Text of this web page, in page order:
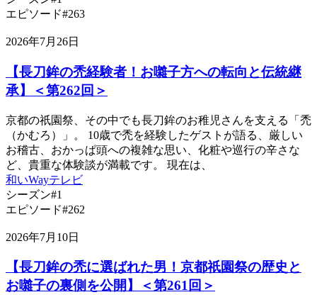
エピソード#263
2026年7月26日
【長刀鉾の禿経験者！お囃子方への転向と伝統継
承】＜第262回＞
京都の祇園祭、その中でも長刀鉾のお稚児さんを支える「禿
（かむろ）」。 10歳で禿を経験したゲストが語る、厳しい
お稽古、おかっぱ頭への複雑な思い、化粧や巡行の辛さな
ど、貴重な体験談が満載です。 現在は、
和いWayテレビ
シーズン#1
エピソード#262
2026年7月10日
【長刀鉾の禿に選ばれた男！京都祇園祭の歴史と
お囃子の裏側を公開】＜第261回＞